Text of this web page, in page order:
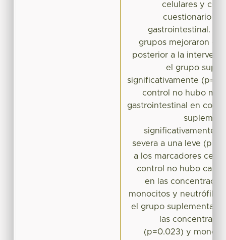
celulares y
cuestionario
gastrointestinal.
grupos mejoraron
posterior a la
el grupo
significativamente
control no hubo
gastrointestinal en
significativamente
severa a una leve
a los marcadores
control no hubo
en las
monocitos y
el grupo
las
(p=0.023) y